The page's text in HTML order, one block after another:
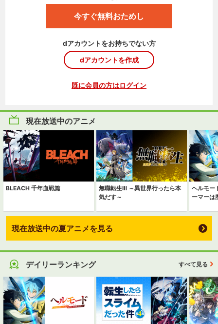
今すぐ無料おためし
dアカウントをお持ちでない方
dアカウントを作成
既に会員の方はログイン
現在放送中のアニメ
BLEACH 千年血戦篇
無職転生Ⅲ ～異世界行ったら本
気だす～
ヘルモー
ーマーは
現在放送中の夏アニメを見る
デイリーランキング すべて見る